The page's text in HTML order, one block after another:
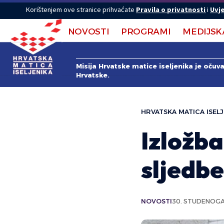
Korištenjem ove stranice prihvaćate Pravila o privatnostii
NOVOSTI PROGRAMI
Misija Hrvatske matice iseljenika je
Hrvatske.
HRVATSKA MATICA
NOVOSTI30.